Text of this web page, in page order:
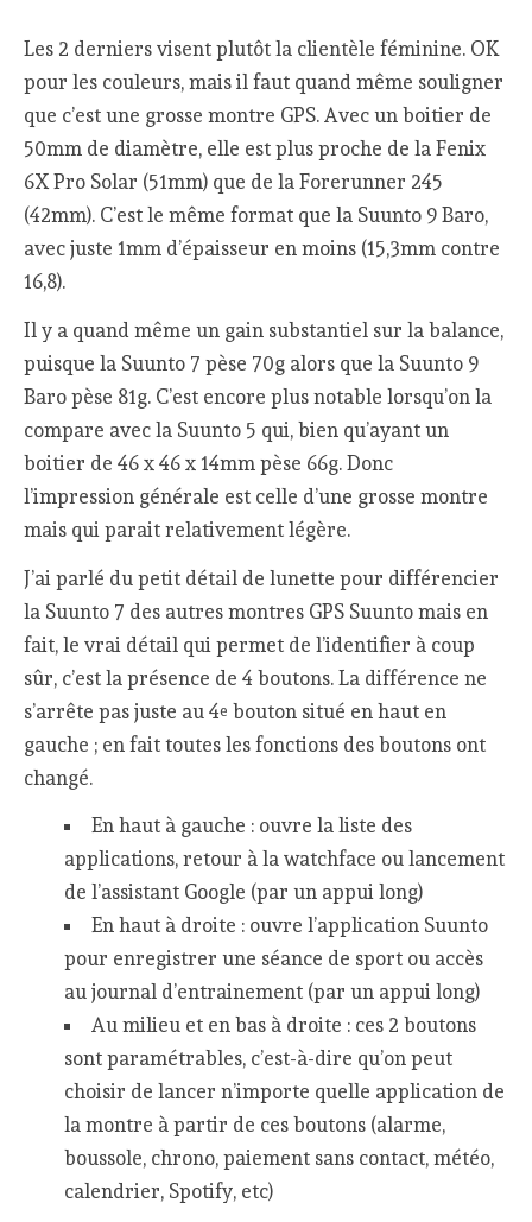
Les 2 derniers visent plutôt la clientèle féminine. OK
pour les couleurs, mais il faut quand même souligner
que c’est une grosse montre GPS. Avec un boitier de
50mm de diamètre, elle est plus proche de la Fenix
6X Pro Solar (51mm) que de la Forerunner 245
(42mm). C’est le même format que la Suunto 9 Baro,
avec juste 1mm d’épaisseur en moins (15,3mm contre
16,8).
Il y a quand même un gain substantiel sur la balance,
puisque la Suunto 7 pèse 70g alors que la Suunto 9
Baro pèse 81g. C’est encore plus notable lorsqu’on la
compare avec la Suunto 5 qui, bien qu’ayant un
boitier de 46 x 46 x 14mm pèse 66g. Donc
l’impression générale est celle d’une grosse montre
mais qui parait relativement légère.
J’ai parlé du petit détail de lunette pour différencier
la Suunto 7 des autres montres GPS Suunto mais en
fait, le vrai détail qui permet de l’identifier à coup
sûr, c’est la présence de 4 boutons. La différence ne
s’arrête pas juste au 4e bouton situé en haut en
gauche ; en fait toutes les fonctions des boutons ont
changé.
En haut à gauche : ouvre la liste des
applications, retour à la watchface ou lancement
de l’assistant Google (par un appui long)
En haut à droite : ouvre l’application Suunto
pour enregistrer une séance de sport ou accès
au journal d’entrainement (par un appui long)
Au milieu et en bas à droite : ces 2 boutons
sont paramétrables, c’est-à-dire qu’on peut
choisir de lancer n’importe quelle application de
la montre à partir de ces boutons (alarme,
boussole, chrono, paiement sans contact, météo,
calendrier, Spotify, etc)